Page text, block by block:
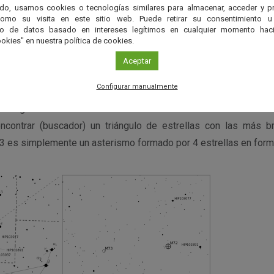
recorrido a partir de las estrellas γ, μ y ε Aqr (localizables a
declinación encontramos un triángulo de estrellas
y a través del telescopio, podremos encontrar
y de bajo brillo superficial. A mayores aumentos, bajo
algunas estrellas individuales dentro de la
globular forman. Una vez terminada la observación de
(buscador) un triángulo de estrellas con las más
es simplemente un asterismo formado por 4 estrellas en forma
usamos cookies o tecnologías similares para almacenar, acceder y
su visita en este sitio web. Puede retirar su consentimiento
de datos basado en intereses legítimos en cualquier momento
en nuestra política de cookies.
Aceptar
Configurar manualmente